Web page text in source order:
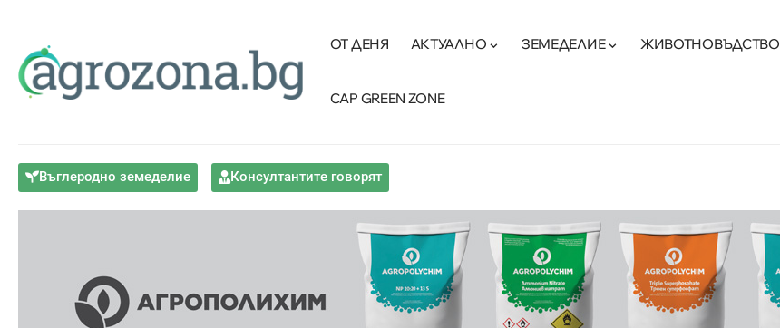
ОТ ДЕНЯ АКТУАЛНО ЗЕМЕДЕЛИЕ ЖИВОТНОВЪДСТВО
CAP GREEN ZONE
Въглеродно земеделие Консултантите говорят